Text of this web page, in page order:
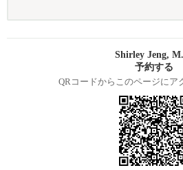
Shirley Jeng,
予約する
QRコードからこのページにア